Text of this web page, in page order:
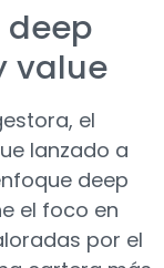
value
el
lanzado a
deep
el foco en
por el